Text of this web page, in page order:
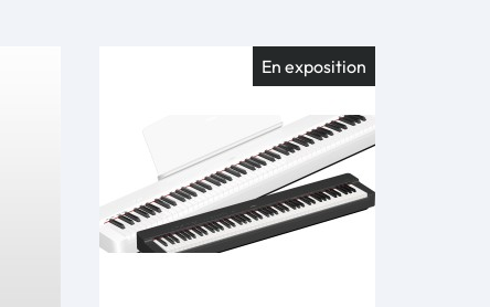
En exposition